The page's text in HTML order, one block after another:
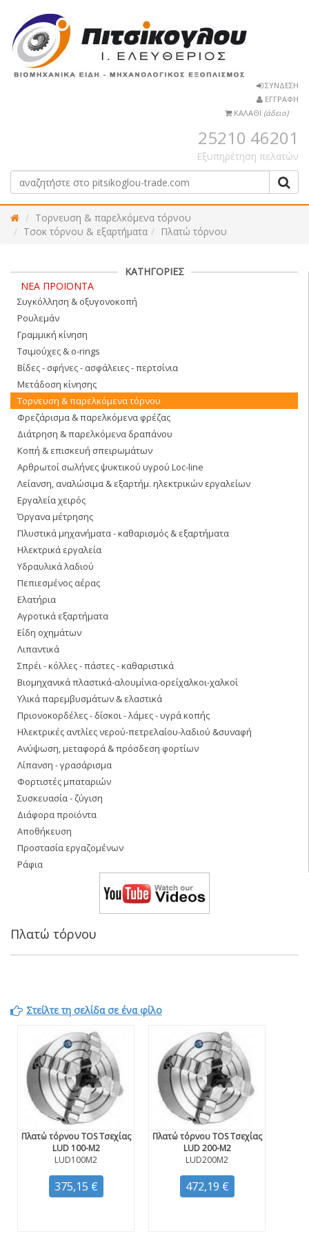
ΣΥΝΔΕΣΗ
ΕΓΓΡΑΦΗ
ΚΑΛΑΘΙ (άδειο)
25210 46201
Εξυπηρέτηση πελατών
Τορνευση & παρελκόμενα τόρνου
Τσοκ τόρνου & εξαρτήματα
Πλατώ τόρνου
ΚΑΤΗΓΟΡΙΕΣ
ΝΕΑ ΠΡΟΪΟΝΤΑ
Συγκόλληση & οξυγονοκοπή
Ρουλεμάν
Γραμμική κίνηση
Τσιμούχες & o-rings
Βίδες - σφήνες - ασφάλειες - περτσίνια
Μετάδοση κίνησης
Τορνευση & παρελκόμενα τόρνου
Φρεζάρισμα & παρελκόμενα φρέζας
Διάτρηση & παρελκόμενα δραπάνου
Κοπή & επισκευή σπειρωμάτων
Αρθρωτοί σωλήνες ψυκτικού υγρού Loc-line
Λείανση, αναλώσιμα & εξαρτήμ. ηλεκτρικών εργαλείων
Εργαλεία χειρός
Όργανα μέτρησης
Πλυστικά μηχανήματα - καθαρισμός & εξαρτήματα
Ηλεκτρικά εργαλεία
Υδραυλικά λαδιού
Πεπιεσμένος αέρας
Ελατήρια
Αγροτικά εξαρτήματα
Είδη οχημάτων
Λιπαντικά
Σπρέι - κόλλες - πάστες - καθαριστικά
Βιομηχανικά πλαστικά-αλουμίνια-ορείχαλκοι-χαλκοί
Υλικά παρεμβυσμάτων & ελαστικά
Πριονοκορδέλες - δίσκοι - λάμες - υγρά κοπής
Ηλεκτρικές αντλίες νερού-πετρελαίου-λαδιού &συναφή
Ανύψωση, μεταφορά & πρόσδεση φορτίων
Λίπανση - γρασάρισμα
Φορτιστές μπαταριών
Συσκευασία - ζύγιση
Διάφορα προϊόντα
Αποθήκευση
Προστασία εργαζομένων
Ράφια
Πλατώ τόρνου
Στείλτε τη σελίδα σε ένα φίλο
Πλατώ τόρνου TOS Τσεχίας
LUD 100-M2
LUD100M2
375,15 €
Πλατώ τόρνου TOS Τσεχίας
LUD 200-M2
LUD200M2
472,19 €